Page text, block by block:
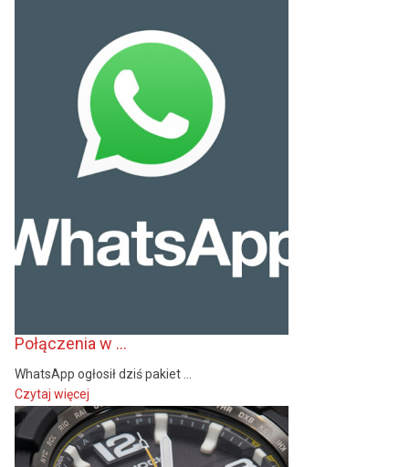
Połączenia w ...
WhatsApp ogłosił dziś pakiet ...
Czytaj więcej